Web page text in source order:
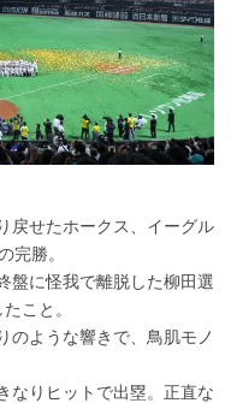
戻せたホークス、イーグル
完勝。
盤に怪我で離脱した柳田選
こと。
ような響きで、鳥肌モノ
なりヒットで出塁。正直な